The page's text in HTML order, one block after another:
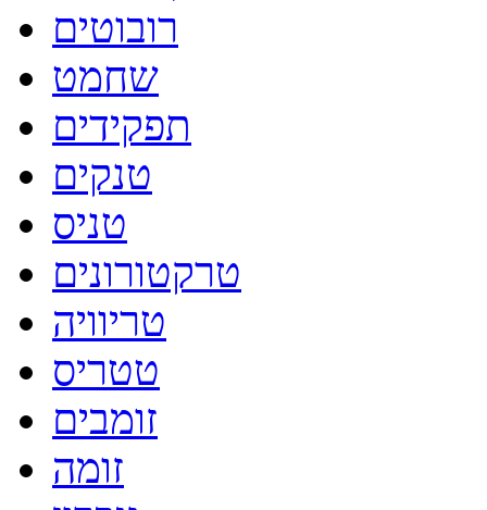
רובוטים
שחמט
תפקידים
טנקים
טניס
טרקטורונים
טריוויה
טטריס
זומבים
זומה